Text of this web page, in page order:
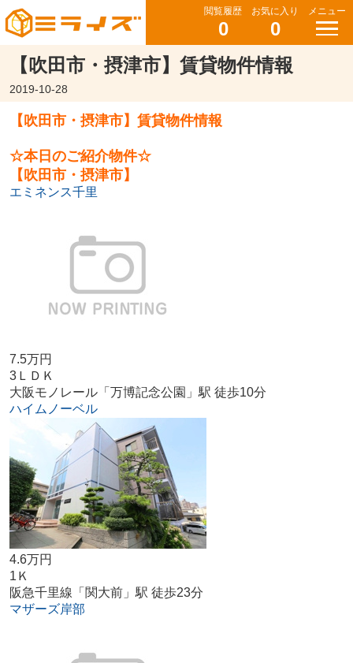
閲覧履歴
0
お気に入り
0
メニュー
【吹田市・摂津市】賃貸物件情報
2019-10-28
【吹田市・摂津市】賃貸物件情報
☆本日のご紹介物件☆
【吹田市・摂津市】
エミネンス千里
7.5万円
3ＬＤＫ
大阪モノレール「万博記念公園」駅 徒歩10分
ハイムノーベル
4.6万円
1Ｋ
阪急千里線「関大前」駅 徒歩23分
マザーズ岸部